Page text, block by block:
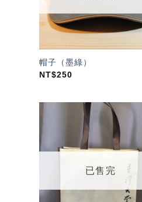
帽子（墨綠）
NT$250
已售完